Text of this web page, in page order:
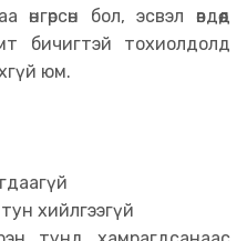
бол, эсвэл өвдөөд
бичигтэй тохиолдолд
юм.
хийлгээгүй